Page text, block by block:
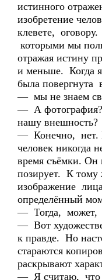
истинного
изобретение
клевете,
которыми мы
отражая истину
и меньше. Когда
была повергнута
— мы не знаем
— А фотография?
нашу внешность?
— Конечно, нет.
человек никогда
время съёмки. Он
позирует. К
изображение
определённый
— Тогда, может,
— Вот
к правде. Но
стараются
раскрывают
— Я считаю, что